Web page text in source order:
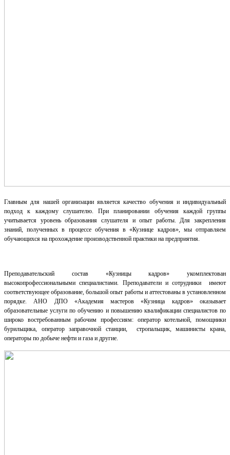
Главным для нашей организации является качество обучения и индивидуальный
подход к каждому слушателю. При планировании обучения каждой группы
учитывается уровень образования слушателя и опыт работы. Для закрепления
знаний, полученных в процессе обучения в «Кузнице кадров», мы отправляем
обучающихся на прохождение производственной практики на предприятия.
Преподавательский состав «Кузницы кадров» укомплектован
высокопрофессиональными специалистами. Преподаватели и сотрудники имеют
соответствующее образование, большой опыт работы и аттестованы в установленном
порядке. АНО ДПО «Академия мастеров «Кузница кадров» оказывает
образовательные услуги по обучению и повышению квалификации специалистов по
широко востребованным рабочим профессиям: оператор котельной, помощники
бурильщика, оператор заправочной станции, стропальщик, машинисты крана,
операторы по добыче нефти и газа и другие.